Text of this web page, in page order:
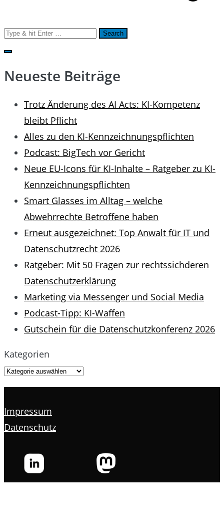
Search
for:
Neueste Beiträge
Trotz Änderung des AI Acts: KI-Kompetenz
bleibt Pflicht
Alles zu den KI-Kennzeichnungspflichten
Podcast: BigTech vor Gericht
Neue EU-Icons für KI-Inhalte – Ratgeber zu KI-
Kennzeichnungspflichten
Smart Glasses im Alltag – welche
Abwehrrechte Betroffene haben
Erneut ausgezeichnet: Top Anwalt für IT und
Datenschutzrecht 2026
Ratgeber: Mit 50 Fragen zur rechtssichderen
Datenschutzerklärung
Marketing via Messenger und Social Media
Podcast-Tipp: KI-Waffen
Gutschein für die Datenschutzkonferenz 2026
Kategorien
Impressum
Datenschutz